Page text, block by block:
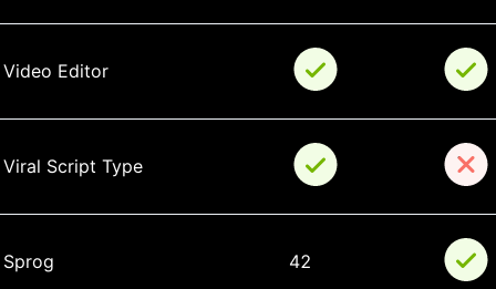
Video Editor
Viral Script Type
Sprog 42